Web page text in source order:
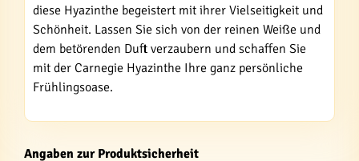
diese Hyazinthe begeistert mit ihrer Vielseitigkeit und
Schönheit. Lassen Sie sich von der reinen Weiße und
dem betörenden Duft verzaubern und schaffen Sie
mit der Carnegie Hyazinthe Ihre ganz persönliche
Frühlingsoase.
Angaben zur Produktsicherheit